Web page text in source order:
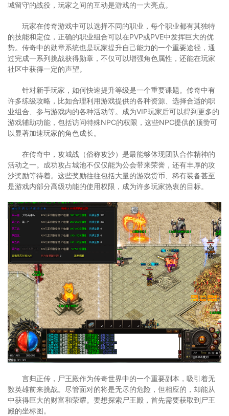
城留守的战役，玩家之间的互动是游戏的一大亮点。
玩家在传奇游戏中可以选择不同的职业，每个职业都有其独特
的技能和定位，正确的职业组合可以在PVP或PVE中发挥巨大的优
势。传奇中的勋章系统也是玩家提升自己能力的一个重要途径，通
过完成一系列挑战获得勋章，不仅可以增强角色属性，还能在玩家
社区中获得一定的声望。
针对新手玩家，如何快速提升等级是一个重要课题。传奇中有
许多练级攻略，比如合理利用游戏提供的各种资源、选择合适的职
业组合、参与游戏内的各种活动等。成为VIP玩家后可以得到更多的
游戏辅助功能，包括访问特殊NPC的权限，这些NPC提供的顶赞可
以显著加速玩家的角色成长。
在传奇中，攻城战（俗称攻沙）是最能够体现团队合作精神的
活动之一。成功攻占城池不仅仅能为公会带来荣誉，还有丰厚的攻
沙奖励等待着。这些奖励往往包括大量的游戏货币、稀有装备甚至
是游戏内部分高级功能的使用权限，成为许多玩家热衷的目标。
言归正传，尸王殿作为传奇世界中的一个重要副本，吸引着无
数英雄前来挑战。尽管面对的将是无尽的危险，但相应的，却能从
中获得巨大的财富和荣耀。要想探索尸王殿，首先需要获取到尸王
殿的坐标图。